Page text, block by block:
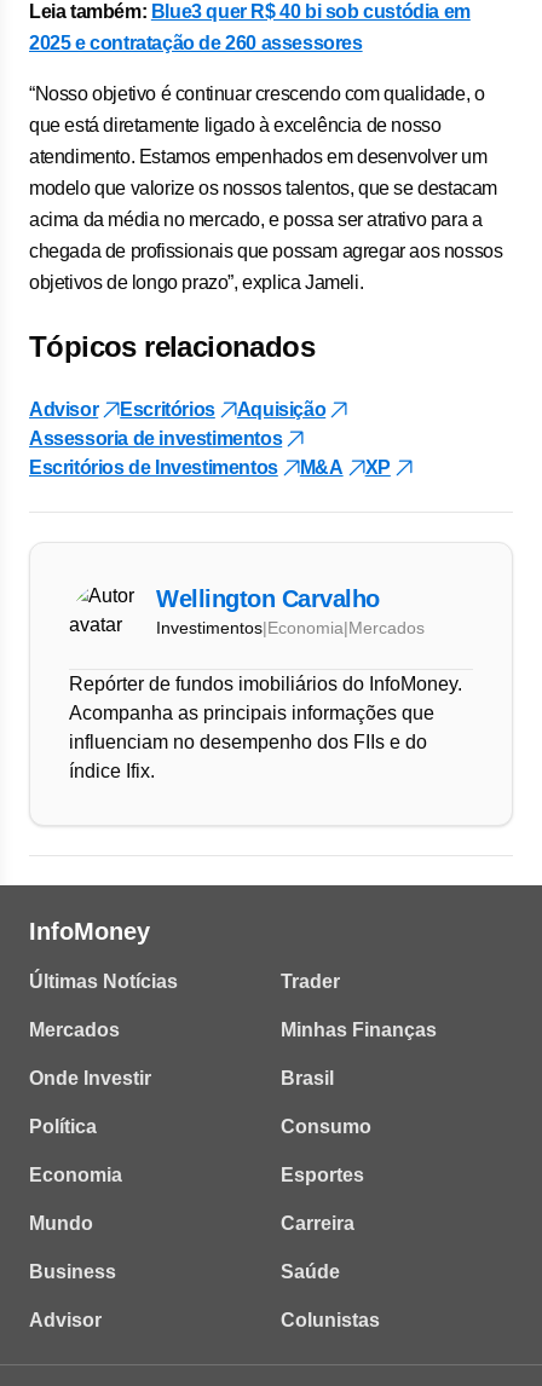
Leia também: Blue3 quer R$ 40 bi sob custódia em
2025 e contratação de 260 assessores
“Nosso objetivo é continuar crescendo com qualidade, o
que está diretamente ligado à excelência de nosso
atendimento. Estamos empenhados em desenvolver um
modelo que valorize os nossos talentos, que se destacam
acima da média no mercado, e possa ser atrativo para a
chegada de profissionais que possam agregar aos nossos
objetivos de longo prazo”, explica Jameli.
Tópicos relacionados
Advisor Escritórios
Aquisição
Assessoria de investimentos
Escritórios de Investimentos
M&A XP
Wellington Carvalho
Investimentos|Economia|Mercados
Repórter de fundos imobiliários do InfoMoney.
Acompanha as principais informações que
influenciam no desempenho dos FIIs e do
índice Ifix.
InfoMoney
Últimas Notícias
Mercados
Onde Investir
Política
Economia
Mundo
Business
Advisor
Trader
Minhas Finanças
Brasil
Consumo
Esportes
Carreira
Saúde
Colunistas